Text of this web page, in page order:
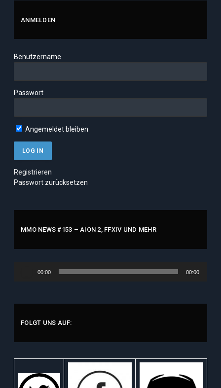
ANMELDEN
Benutzername
Passwort
Angemeldet bleiben
Registrieren
Passwort zurücksetzen
MMO NEWS #153 – AION 2, FFXIV UND MEHR
00:00 00:00
FOLGT UNS AUF: